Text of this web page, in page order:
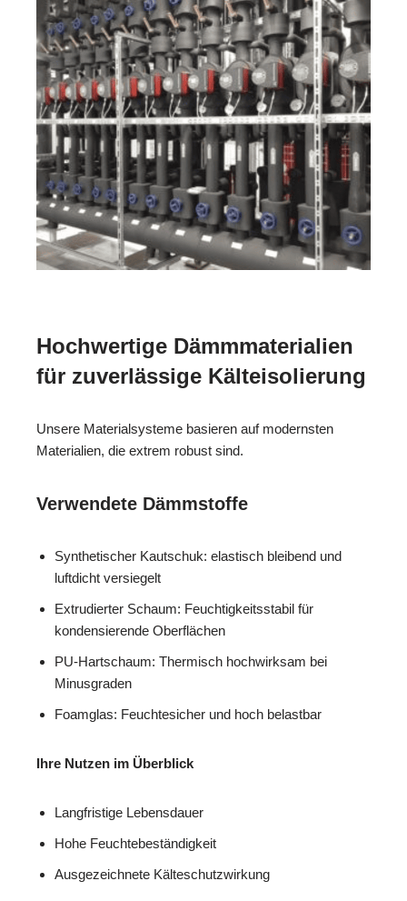
Hochwertige Dämmmaterialien
für zuverlässige Kälteisolierung
Unsere Materialsysteme basieren auf modernsten
Materialien, die extrem robust sind.
Verwendete Dämmstoffe
Synthetischer Kautschuk: elastisch bleibend und
luftdicht versiegelt
Extrudierter Schaum: Feuchtigkeitsstabil für
kondensierende Oberflächen
PU-Hartschaum: Thermisch hochwirksam bei
Minusgraden
Foamglas: Feuchtesicher und hoch belastbar
Ihre Nutzen im Überblick
Langfristige Lebensdauer
Hohe Feuchtebeständigkeit
Ausgezeichnete Kälteschutzwirkung